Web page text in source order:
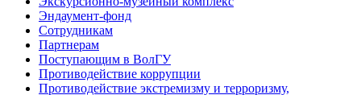
Эндаумент-фонд
Сотрудникам
Партнерам
Поступающим в ВолГУ
Противодействие коррупции
Противодействие экстремизму и терроризму,